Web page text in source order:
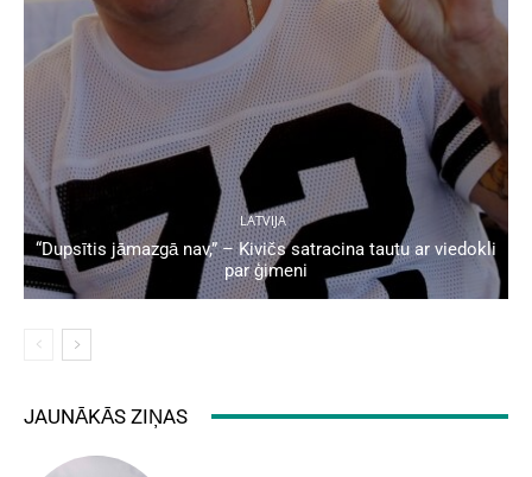
LATVIJA
“Dupsītis jāmazgā nav,” – Kivičs satracina tautu ar viedokli
par ģimeni
JAUNĀKĀS ZIŅAS